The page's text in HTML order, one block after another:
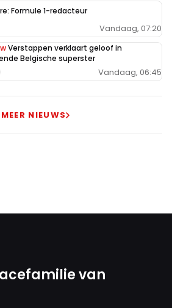
Formule 1-redacteur
Vandaag, 07:20
Verstappen verklaart geloof in
Belgische superster
Vandaag, 06:45
MEER NIEUWS
van